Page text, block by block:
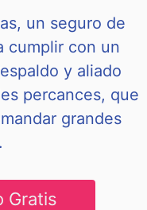
un seguro de
cumplir con un
y aliado
percances, que
grandes
Gratis